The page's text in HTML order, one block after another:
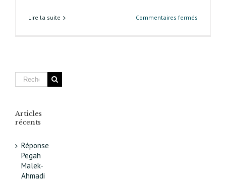
Lire la suite Commentaires fermés
Articles
récents
Réponse
Pegah
Malek-
Ahmadi